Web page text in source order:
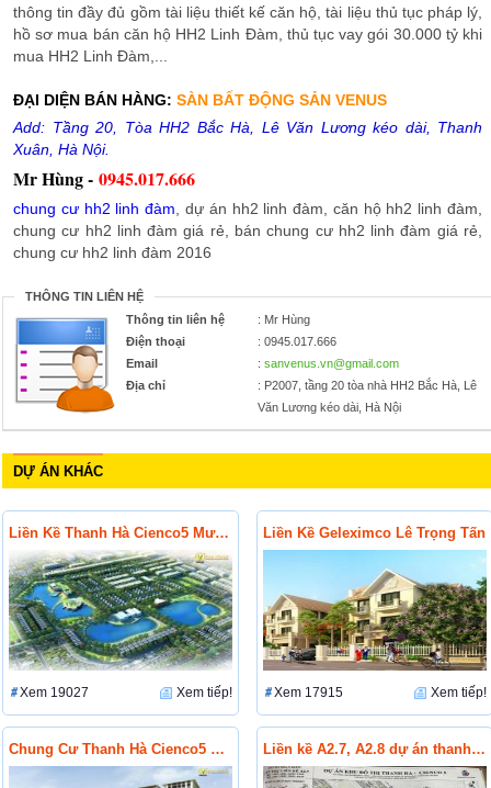
thông tin đầy đủ gồm tài liệu thiết kế căn hộ, tài liệu thủ tục pháp lý,
hồ sơ mua bán căn hộ HH2 Linh Đàm, thủ tục vay gói 30.000 tỷ khi
mua HH2 Linh Đàm,...
ĐẠI DIỆN BÁN HÀNG: SÀN BẤT ĐỘNG SẢN VENUS
Add: Tầng 20, Tòa HH2 Bắc Hà, Lê Văn Lương kéo dài, Thanh
Xuân, Hà Nội.
Mr Hùng - 0945.017.666
chung cư hh2 linh đàm , dự án hh2 linh đàm, căn hộ hh2 linh đàm,
chung cư hh2 linh đàm giá rẻ, bán chung cư hh2 linh đàm giá rẻ,
chung cư hh2 linh đàm 2016
THÔNG TIN LIÊN HỆ
Thông tin liên hệ
: Mr Hùng
Điện thoại
: 0945.017.666
Email
: sanvenus.vn@gmail.com
Địa chỉ
: P2007, tầng 20 tòa nhà HH2 Bắc Hà, Lê
Văn Lương kéo dài, Hà Nội
DỰ ÁN KHÁC
Liền Kề Thanh Hà Cienco5 Mường Thanh Hà Đông
Xem 19027 Xem tiếp!
Liền Kề Geleximco Lê Trọng Tấn
Xem 17915 Xem tiếp!
Chung Cư Thanh Hà Cienco5 Hà Đông Liền kề A2.7, A2.8 dự án thanh hà Cienco5 Mường Thanh